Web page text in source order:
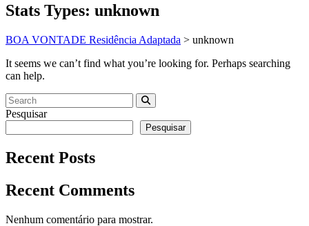
Stats Types: unknown
BOA VONTADE Residência Adaptada > unknown
It seems we can’t find what you’re looking for. Perhaps searching
can help.
Pesquisar
Pesquisar
Recent Posts
Recent Comments
Nenhum comentário para mostrar.